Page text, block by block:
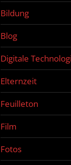
Bildung
Blog
Digitale
Elternzeit
Feuilleton
Film
Fotos